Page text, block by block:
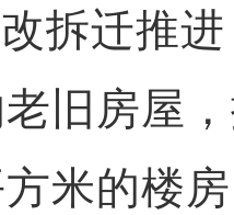
拆迁推
旧房屋
米的楼